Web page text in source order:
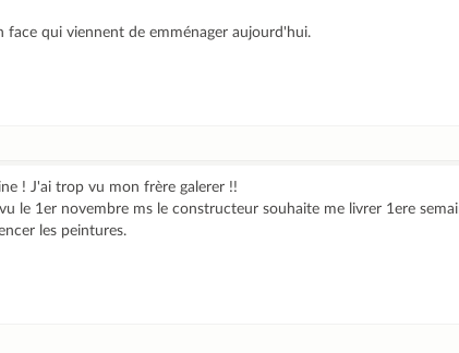
face qui viennent de emménager aujourd'hui.
! J'ai trop vu mon frère galerer !!
le 1er novembre ms le constructeur souhaite me livrer 1ere
les peintures.